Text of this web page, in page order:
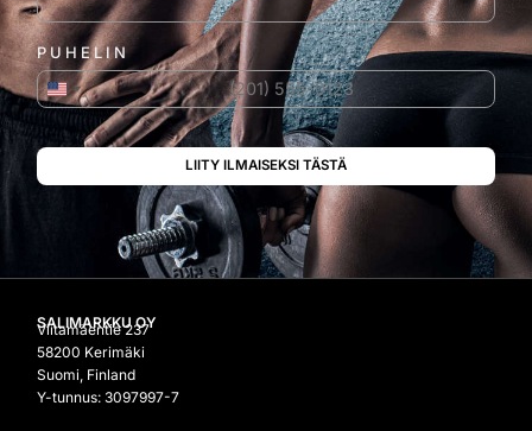
PUHELIN
Yhdysvallat +1
SALIMARKKU OY
Viitamäentie 237
58200 Kerimäki
Suomi, Finland
Y-tunnus: 3097997-7